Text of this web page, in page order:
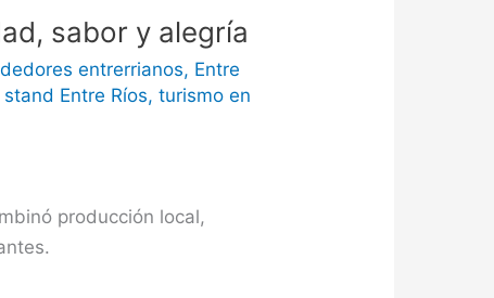
sabor y alegría
entrerrianos, Entre
stand Entre Ríos,turismo en
producción local,